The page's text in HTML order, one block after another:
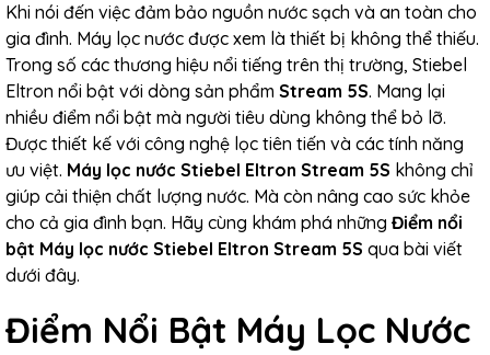
Khi nói đến việc đảm bảo nguồn nước sạch và an toàn cho
gia đình. Máy lọc nước được xem là thiết bị không thể thiếu.
Trong số các thương hiệu nổi tiếng trên thị trường, Stiebel
Eltron nổi bật với dòng sản phẩm Stream 5S. Mang lại
nhiều điểm nổi bật mà người tiêu dùng không thể bỏ lỡ.
Được thiết kế với công nghệ lọc tiên tiến và các tính năng
ưu việt. Máy lọc nước Stiebel Eltron Stream 5S không chỉ
giúp cải thiện chất lượng nước. Mà còn nâng cao sức khỏe
cho cả gia đình bạn. Hãy cùng khám phá những Điểm nổi
bật Máy lọc nước Stiebel Eltron Stream 5S qua bài viết
dưới đây.
Điểm Nổi Bật Máy Lọc Nước